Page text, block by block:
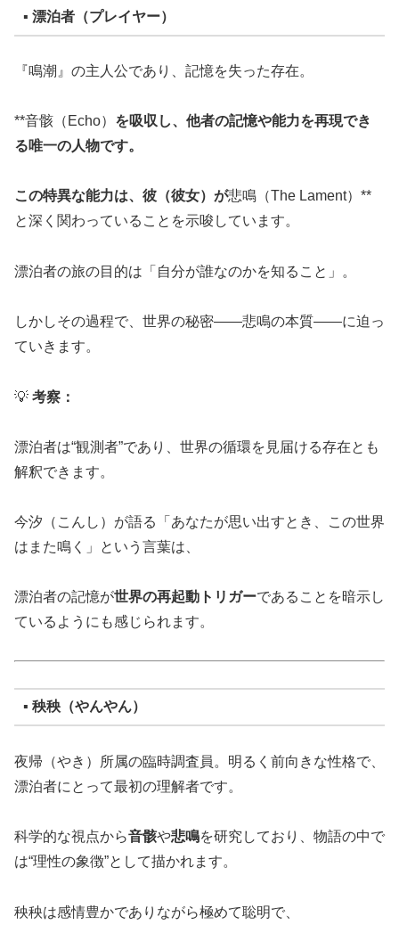
▪ 漂泊者（プレイヤー）
『鳴潮』の主人公であり、記憶を失った存在。
**音骸（Echo） を吸収し、他者の記憶や能力を再現でき
る唯一の人物です。
この特異な能力は、彼（彼女）が悲鳴（The Lament）**
と深く関わっていることを示唆しています。
漂泊者の旅の目的は「自分が誰なのかを知ること」。
しかしその過程で、世界の秘密――悲鳴の本質――に迫っ
ていきます。
💡 考察：
漂泊者は“観測者”であり、世界の循環を見届ける存在とも
解釈できます。
今汐（こんし）が語る「あなたが思い出すとき、この世界
はまた鳴く」という言葉は、
漂泊者の記憶が世界の再起動トリガーであることを暗示し
ているようにも感じられます。
▪ 秧秧（やんやん）
夜帰（やき）所属の臨時調査員。明るく前向きな性格で、
漂泊者にとって最初の理解者です。
科学的な視点から音骸や悲鳴を研究しており、物語の中で
は“理性の象徴”として描かれます。
秧秧は感情豊かでありながら極めて聡明で、